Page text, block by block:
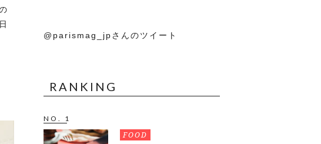
@parismag_jpさんのツイート
RANKING
NO. 1
FOOD